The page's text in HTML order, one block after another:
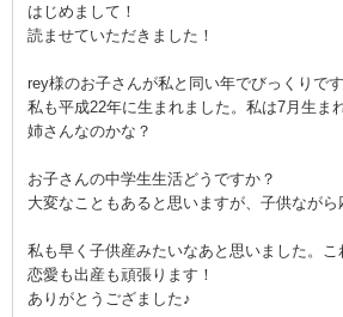
はじめまして！
読ませていただきました！
rey様のお子さんが私と同い年でびっくりです
私も平成22年に生まれました。私は7月生ま
姉さんなのかな？
お子さんの中学生生活どうですか？
大変なこともあると思いますが、子供ながら
私も早く子供産みたいなあと思いました。こ
恋愛も出産も頑張ります！
ありがとうござました♪